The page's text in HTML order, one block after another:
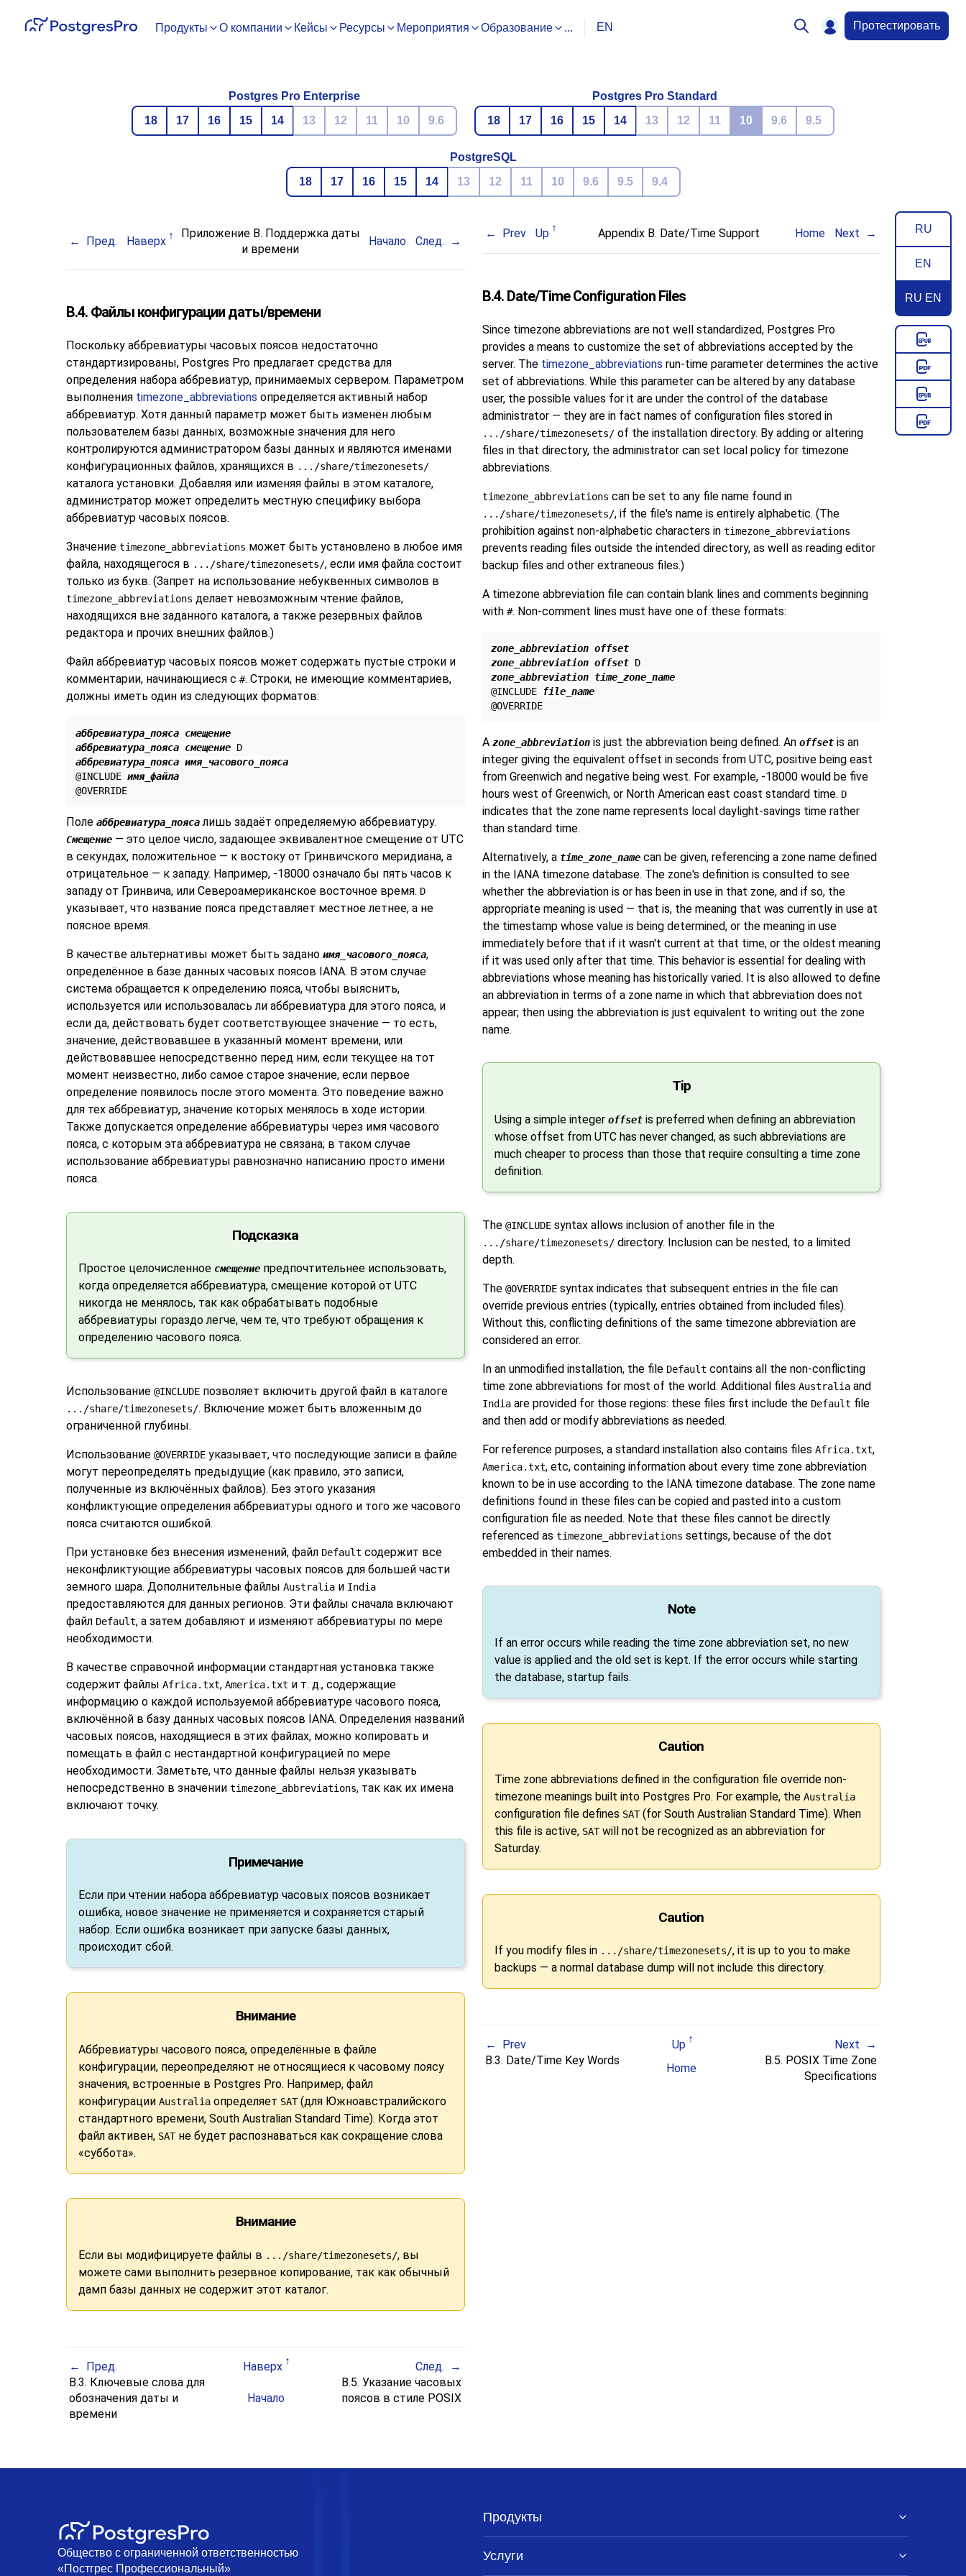
Продукты О компании Кейсы Ресурсы Мероприятия Образование ... EN Протестировать
Postgres Pro Enterprise
18
17 16 15 14 13 12 11 10 9.6
Postgres Pro Standard
18
17 16 15 14 13 12 11 10 9.6 9.5
PostgreSQL
18
17 16 15 14 13 12 11 10 9.6 9.5 9.4
RU
EN
RU EN
Пред. Наверх
Приложение B. Поддержка даты
и времени
Начало След.
B.4. Файлы конфигурации даты/времени
Поскольку аббревиатуры часовых поясов недостаточно
стандартизированы, Postgres Pro предлагает средства для
определения набора аббревиатур, принимаемых сервером. Параметром
выполнения timezone_abbreviations определяется активный набор
аббревиатур. Хотя данный параметр может быть изменён любым
пользователем базы данных, возможные значения для него
контролируются администратором базы данных и являются именами
конфигурационных файлов, хранящихся в .../share/timezonesets/
каталога установки. Добавляя или изменяя файлы в этом каталоге,
администратор может определить местную специфику выбора
аббревиатур часовых поясов.
Значение timezone_abbreviations может быть установлено в любое имя
файла, находящегося в .../share/timezonesets/, если имя файла состоит
только из букв. (Запрет на использование небуквенных символов в
timezone_abbreviations делает невозможным чтение файлов,
находящихся вне заданного каталога, а также резервных файлов
редактора и прочих внешних файлов.)
Файл аббревиатур часовых поясов может содержать пустые строки и
комментарии, начинающиеся с #. Строки, не имеющие комментариев,
должны иметь один из следующих форматов:
аббревиатура_пояса смещение
аббревиатура_пояса смещение
D
аббревиатура_пояса имя_часового_пояса
@INCLUDE имя_файла
@OVERRIDE
Поле аббревиатура_поясалишь задаёт определяемую аббревиатуру.
Смещение — это целое число, задающее эквивалентное смещение от UTC
в секундах, положительное — к востоку от Гринвичского меридиана, а
отрицательное — к западу. Например, -18000 означало бы пять часов к
западу от Гринвича, или Североамериканское восточное время. D
указывает, что название пояса представляет местное летнее, а не
поясное время.
В качестве альтернативы может быть задано имя_часового_пояса,
определённое в базе данных часовых поясов IANA. В этом случае
система обращается к определению пояса, чтобы выяснить,
используется или использовалась ли аббревиатура для этого пояса, и
если да, действовать будет соответствующее значение — то есть,
значение, действовавшее в указанный момент времени, или
действовавшее непосредственно перед ним, если текущее на тот
момент неизвестно, либо самое старое значение, если первое
определение появилось после этого момента. Это поведение важно
для тех аббревиатур, значение которых менялось в ходе истории.
Также допускается определение аббревиатуры через имя часового
пояса, с которым эта аббревиатура не связана; в таком случае
использование аббревиатуры равнозначно написанию просто имени
пояса.
Подсказка
Простое целочисленное смещение предпочтительнее использовать,
когда определяется аббревиатура, смещение которой от UTC
никогда не менялось, так как обрабатывать подобные
аббревиатуры гораздо легче, чем те, что требуют обращения к
определению часового пояса.
Использование @INCLUDE позволяет включить другой файл в каталоге
.../share/timezonesets/. Включение может быть вложенным до
ограниченной глубины.
Использование @OVERRIDE указывает, что последующие записи в файле
могут переопределять предыдущие (как правило, это записи,
полученные из включённых файлов). Без этого указания
конфликтующие определения аббревиатуры одного и того же часового
пояса считаются ошибкой.
При установке без внесения изменений, файл Default содержит все
неконфликтующие аббревиатуры часовых поясов для большей части
земного шара. Дополнительные файлы Australia и India
предоставляются для данных регионов. Эти файлы сначала включают
файл Default, а затем добавляют и изменяют аббревиатуры по мере
необходимости.
В качестве справочной информации стандартная установка также
содержит файлы Africa.txt, America.txt и т. д., содержащие
информацию о каждой используемой аббревиатуре часового пояса,
включённой в базу данных часовых поясов IANA. Определения названий
часовых поясов, находящиеся в этих файлах, можно копировать и
помещать в файл с нестандартной конфигурацией по мере
необходимости. Заметьте, что данные файлы нельзя указывать
непосредственно в значении timezone_abbreviations, так как их имена
включают точку.
Примечание
Если при чтении набора аббревиатур часовых поясов возникает
ошибка, новое значение не применяется и сохраняется старый
набор. Если ошибка возникает при запуске базы данных,
происходит сбой.
Внимание
Аббревиатуры часового пояса, определённые в файле
конфигурации, переопределяют не относящиеся к часовому поясу
значения, встроенные в Postgres Pro. Например, файл
конфигурации Australia определяет SAT(для Южноавстралийского
стандартного времени, South Australian Standard Time). Когда этот
файл активен, SATне будет распознаваться как сокращение слова
«суббота».
Внимание
Если вы модифицируете файлы в .../share/timezonesets/, вы
можете сами выполнить резервное копирование, так как обычный
дамп базы данных не содержит этот каталог.
Пред. Наверх
След.
B.3. Ключевые слова для
обозначения даты и
времени
Начало
B.5. Указание часовых
поясов в стиле POSIX
Prev Up Appendix B. Date/Time Support Home Next
B.4. Date/Time Configuration Files
Since timezone abbreviations are not well standardized, Postgres Pro
provides a means to customize the set of abbreviations accepted by the
server. The timezone_abbreviations run-time parameter determines the active
set of abbreviations. While this parameter can be altered by any database
user, the possible values for it are under the control of the database
administrator — they are in fact names of configuration files stored in
.../share/timezonesets/of the installation directory. By adding or altering
files in that directory, the administrator can set local policy for timezone
abbreviations.
timezone_abbreviations can be set to any file name found in
.../share/timezonesets/, if the file's name is entirely alphabetic. (The
prohibition against non-alphabetic characters in timezone_abbreviations
prevents reading files outside the intended directory, as well as reading editor
backup files and other extraneous files.)
A timezone abbreviation file can contain blank lines and comments beginning
with #. Non-comment lines must have one of these formats:
zone_abbreviation offset
zone_abbreviation offset
zone_abbreviation time_zone_name
@INCLUDE file_name
A zone_abbreviationis just the abbreviation being defined. An offsetis an
integer giving the equivalent offset in seconds from UTC, positive being east
from Greenwich and negative being west. For example, -18000 would be five
hours west of Greenwich, or North American east coast standard time. D
indicates that the zone name represents local daylight-savings time rather
than standard time.
Alternatively, a time_zone_namecan be given, referencing a zone name defined
in the IANA timezone database. The zone's definition is consulted to see
whether the abbreviation is or has been in use in that zone, and if so, the
appropriate meaning is used — that is, the meaning that was currently in use at
the timestamp whose value is being determined, or the meaning in use
immediately before that if it wasn't current at that time, or the oldest meaning
if it was used only after that time. This behavior is essential for dealing with
abbreviations whose meaning has historically varied. It is also allowed to define
an abbreviation in terms of a zone name in which that abbreviation does not
appear; then using the abbreviation is just equivalent to writing out the zone
name.
Tip
Using a simple integer offsetis preferred when defining an abbreviation
whose offset from UTC has never changed, as such abbreviations are
much cheaper to process than those that require consulting a time zone
definition.
The @INCLUDEsyntax allows inclusion of another file in the
.../share/timezonesets/directory. Inclusion can be nested, to a limited
depth.
The @OVERRIDEsyntax indicates that subsequent entries in the file can
override previous entries (typically, entries obtained from included files).
Without this, conflicting definitions of the same timezone abbreviation are
considered an error.
In an unmodified installation, the file Default contains all the non-conflicting
time zone abbreviations for most of the world. Additional files Australiaand
Indiaare provided for those regions: these files first include the Default file
and then add or modify abbreviations as needed.
For reference purposes, a standard installation also contains files Africa.txt,
America.txt, etc, containing information about every time zone abbreviation
known to be in use according to the IANA timezone database. The zone name
definitions found in these files can be copied and pasted into a custom
configuration file as needed. Note that these files cannot be directly
referenced as timezone_abbreviations settings, because of the dot
embedded in their names.
Note
If an error occurs while reading the time zone abbreviation set, no new
value is applied and the old set is kept. If the error occurs while starting
the database, startup fails.
Caution
Time zone abbreviations defined in the configuration file override non-
timezone meanings built into Postgres Pro. For example, the Australia
configuration file defines SAT(for South Australian Standard Time). When
this file is active, SATwill not be recognized as an abbreviation for
Saturday.
Caution
If you modify files in .../share/timezonesets/, it is up to you to make
backups — a normal database dump will not include this directory.
Prev Up
Next
B.3. Date/Time Key Words
Home
B.5. POSIX Time Zone
Specifications
Общество с ограниченной ответственностью
«Постгрес Профессиональный»
Продукты
Услуги